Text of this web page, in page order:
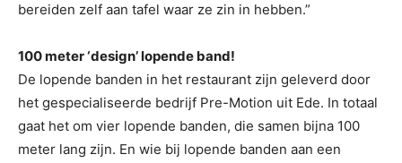
bereiden zelf aan tafel waar ze zin in hebben.”
100 meter ‘design’ lopende band!
De lopende banden in het restaurant zijn geleverd door
het gespecialiseerde bedrijf Pre-Motion uit Ede. In totaal
gaat het om vier lopende banden, die samen bijna 100
meter lang zijn. En wie bij lopende banden aan een